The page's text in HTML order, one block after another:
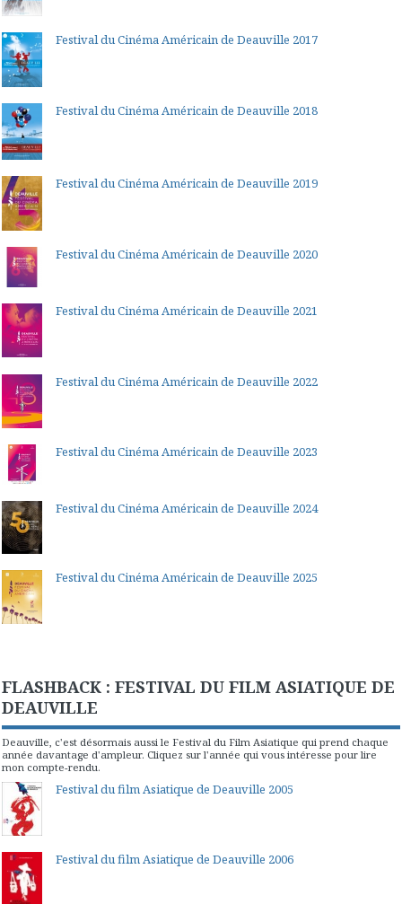
Festival du Cinéma Américain de Deauville 2017
Festival du Cinéma Américain de Deauville 2018
Festival du Cinéma Américain de Deauville 2019
Festival du Cinéma Américain de Deauville 2020
Festival du Cinéma Américain de Deauville 2021
Festival du Cinéma Américain de Deauville 2022
Festival du Cinéma Américain de Deauville 2023
Festival du Cinéma Américain de Deauville 2024
Festival du Cinéma Américain de Deauville 2025
FLASHBACK : FESTIVAL DU FILM ASIATIQUE DE
DEAUVILLE
Deauville, c'est désormais aussi le Festival du Film Asiatique qui prend chaque
année davantage d'ampleur. Cliquez sur l'année qui vous intéresse pour lire
mon compte-rendu.
Festival du film Asiatique de Deauville 2005
Festival du film Asiatique de Deauville 2006